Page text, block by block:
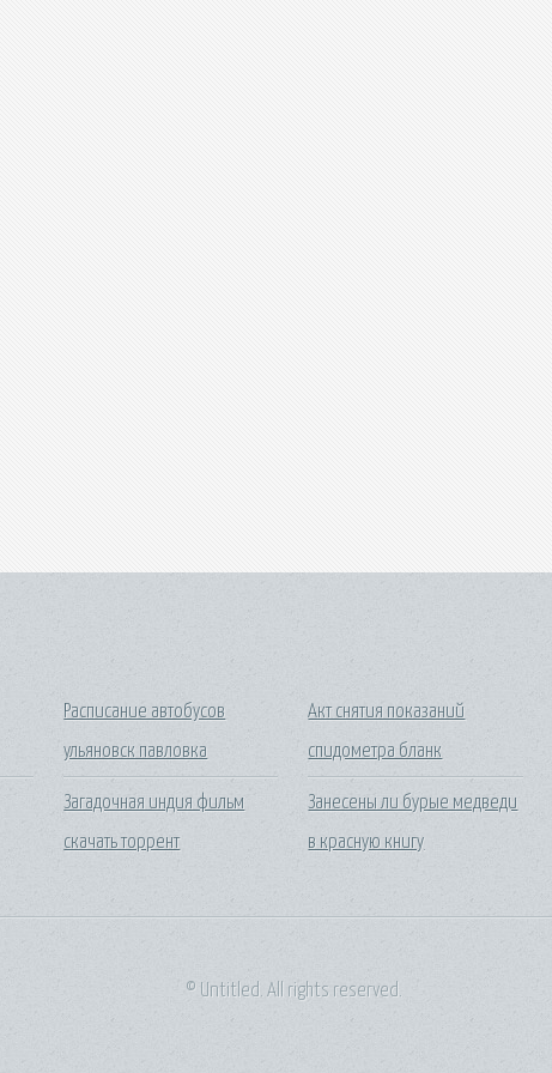
Расписание автобусов
ульяновск павловка
Загадочная индия фильм
скачать торрент
Акт снятия показаний
спидометра бланк
Занесены ли бурые медведи
в красную книгу
© Untitled. All rights reserved.